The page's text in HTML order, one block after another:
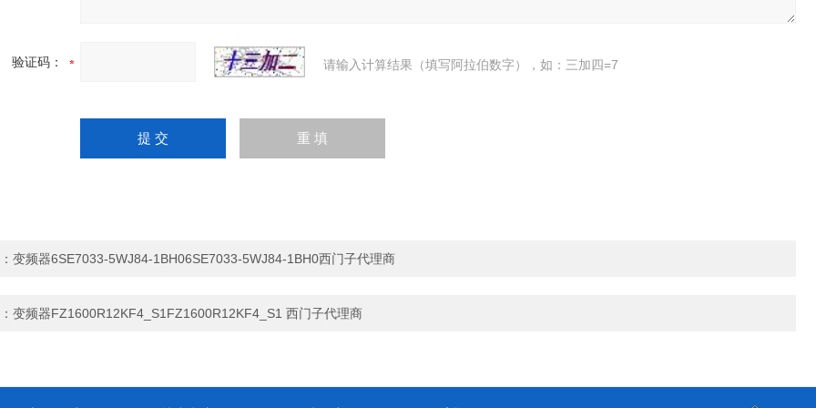
验证码： 请输入计算结果（填写阿拉伯数字），如：三加四=7
变频器6SE7033-5WJ84-1BH06SE7033-5WJ84-1BH0西门子代理商
变频器FZ1600R12KF4_S1FZ1600R12KF4_S1 西门子代理商